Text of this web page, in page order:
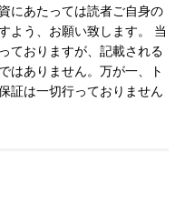
にあたっては読者ご自身の
よう、お願い致します。 当
ておりますが、記載される
はありません。万が一、ト
証は一切行っておりません